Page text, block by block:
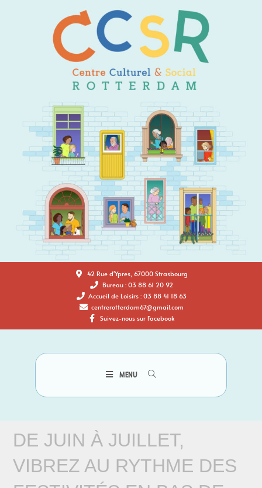
42 Rue d'Ypres, 67000 Strasbourg
Bureau : 03 88 61 20 92
Accueil de Loisirs : 03 88 41 18 63
centrerotterdam67@gmail.com
Suivez-nous sur Facebook
MENU
DE JUIN À JUILLET,
VIBREZ AU RYTHME DES